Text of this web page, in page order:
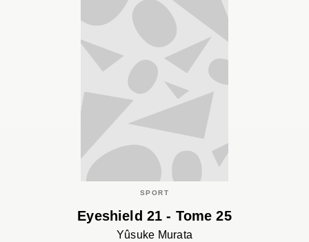
SPORT
Eyeshield 21 - Tome 25
Yûsuke Murata